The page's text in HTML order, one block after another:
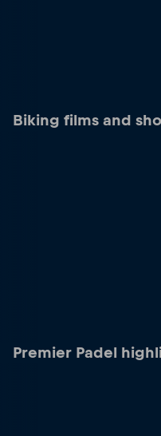
Biking films and
Premier Padel